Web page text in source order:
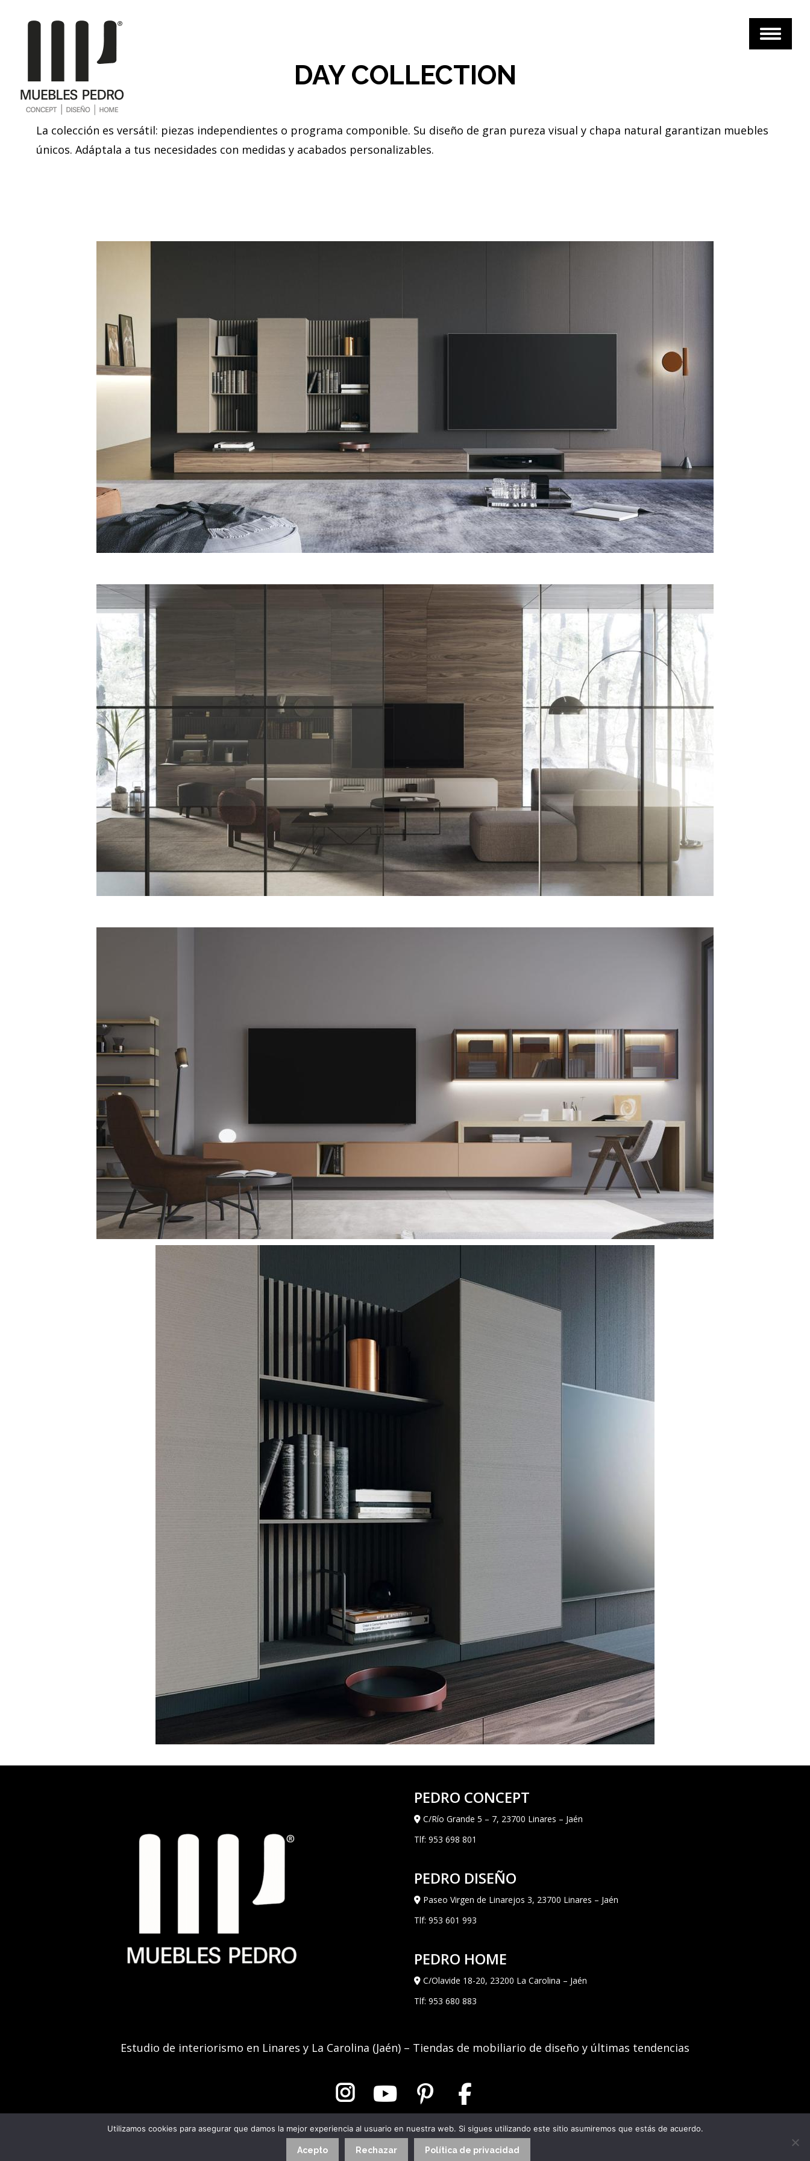
DAY COLLECTION
La colección es versátil: piezas independientes o programa componible. Su diseño de gran pureza visual y chapa natural garantizan muebles
únicos. Adáptala a tus necesidades con medidas y acabados personalizables.
PEDRO CONCEPT
C/Río Grande 5 – 7, 23700 Linares – Jaén
Tlf: 953 698 801
PEDRO DISEÑO
Paseo Virgen de Linarejos 3, 23700 Linares – Jaén
Tlf: 953 601 993
PEDRO HOME
C/Olavide 18-20, 23200 La Carolina – Jaén
Tlf: 953 680 883
Estudio de interiorismo en Linares y La Carolina (Jaén) – Tiendas de mobiliario de diseño y últimas tendencias
Aviso Legal|Política de Privacidad|Política de Cookies
Utilizamos cookies para asegurar que damos la mejor experiencia al usuario en nuestra web. Si sigues utilizando este sitio asumiremos que estás de acuerdo.
Acepto Rechazar Política de privacidad